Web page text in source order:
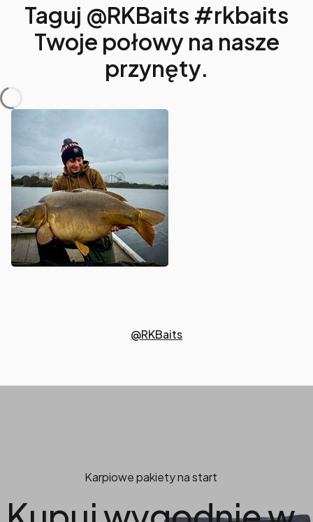
Taguj @RKBaits #rkbaits
Twoje połowy na nasze
przynęty.
@RKBaits
Karpiowe pakiety na start